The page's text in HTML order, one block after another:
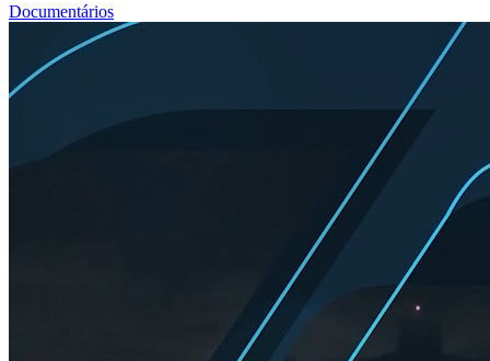
Documentários